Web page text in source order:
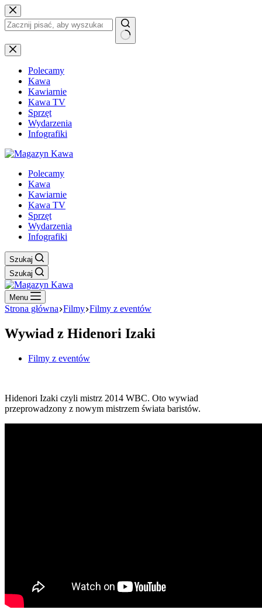
Przejdź
do
treści
Brak
wyników
Polecamy
Kawa
Kawiarnie
Kawa TV
Sprzęt
Wydarzenia
Infografiki
Polecamy
Kawa
Kawiarnie
Kawa TV
Sprzęt
Wydarzenia
Infografiki
Szukaj
Szukaj
Menu
Strona główna Filmy Filmy z eventów
Wywiad z Hidenori Izaki
Filmy z eventów
Hidenori Izaki czyli mistrz 2014 WBC. Oto wywiad
przeprowadzony z nowym mistrzem świata baristów.